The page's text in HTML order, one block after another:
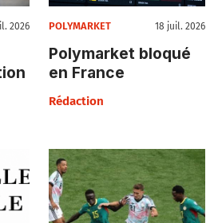
2026 POLYMARKET 18 juil. 2026
Polymarket bloqué
en France
Rédaction